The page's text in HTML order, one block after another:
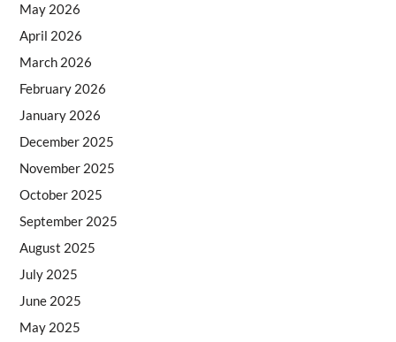
May 2026
April 2026
March 2026
February 2026
January 2026
December 2025
November 2025
October 2025
September 2025
August 2025
July 2025
June 2025
May 2025